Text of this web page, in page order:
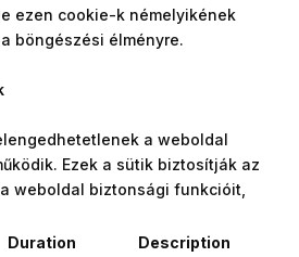
ezen cookie-k némelyikének
böngészési élményre.
a weboldal
Ezek a sütik biztosítják az
weboldal biztonsági funkcióit,
Duration Description